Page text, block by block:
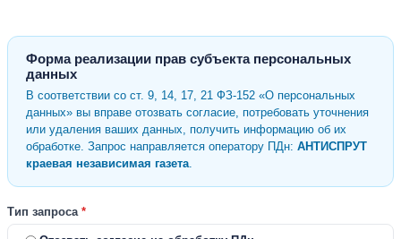
Форма реализации прав субъекта персональных
данных
В соответствии со ст. 9, 14, 17, 21 ФЗ-152 «О персональных
данных» вы вправе отозвать согласие, потребовать уточнения
или удаления ваших данных, получить информацию об их
обработке. Запрос направляется оператору ПДн: АНТИСПРУТ
краевая независимая газета.
Тип запроса *